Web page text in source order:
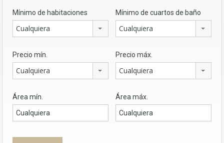
Mínimo de habitaciones
Cualquiera
Mínimo de cuartos de baño
Cualquiera
Precio mín.
Cualquiera
Precio máx.
Cualquiera
Área mín. Área máx.